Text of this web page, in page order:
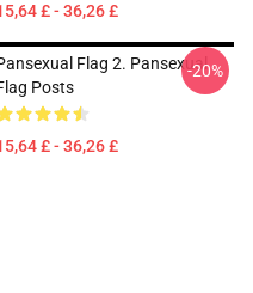
£ - 36,26 £
Flag 2. Pansexual
Posts
£ - 36,26 £
-20%